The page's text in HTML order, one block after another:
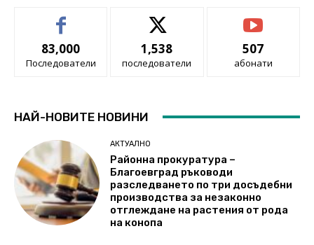
83,000
Последователи
1,538
последователи
507
абонати
НАЙ-НОВИТЕ НОВИНИ
АКТУАЛНО
Районна прокуратура –
Благоевград ръководи
разследването по три досъдебни
производства за незаконно
отглеждане на растения от рода
на конопа